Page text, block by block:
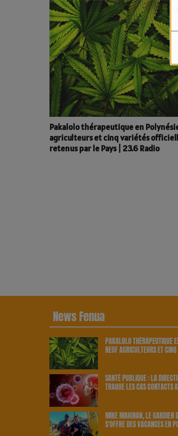
Pakalolo thérapeutique en
agriculteurs et cinq variétés
retenus par le Pays | 23.6 Radio
News Fenua
PAKALOLO THÉRAPEUTIQUE
NEUF AGRICULTEURS ET
SANTÉ PUBLIQUE : LA
TRAQUE LES CAS CONTACTS
MIKE MAIGNAN, LE GARDIEN
S'OFFRE DES VACANCES EN